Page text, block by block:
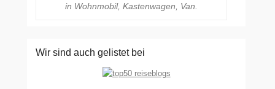
in Wohnmobil, Kastenwagen, Van.
Wir sind auch gelistet bei